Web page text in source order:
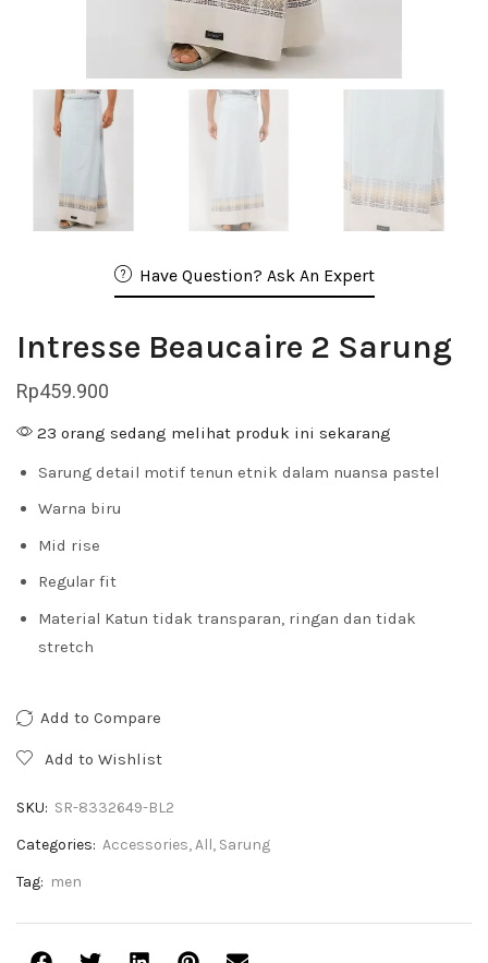
Have Question? Ask An Expert
Intresse Beaucaire 2 Sarung
Rp459.900
23 orang sedang melihat produk ini sekarang
Sarung detail motif tenun etnik dalam nuansa pastel
Warna biru
Mid rise
Regular fit
Material Katun tidak transparan, ringan dan tidak
stretch
Add to Compare
Add to Wishlist
SKU: SR-8332649-BL2
Categories: Accessories,All, Sarung
Tag: men